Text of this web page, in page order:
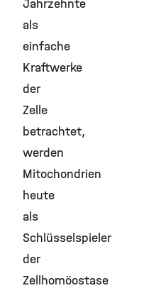
Jahrzehnte
als
einfache
Kraftwerke
der
Zelle
betrachtet,
werden
Mitochondrien
heute
als
Schlüsselspieler
der
Zellhomöostase